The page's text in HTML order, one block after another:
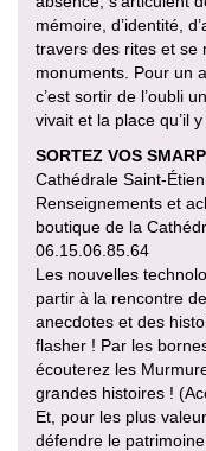
mémoire, d’identité,
travers des rites et se
monuments. Pour un
c’est sortir de l’oubli
vivait et la place qu’il y
SORTEZ VOS
Cathédrale Saint-
Renseignements et
boutique de la
06.15.06.85.64
Les nouvelles
partir à la rencontre
anecdotes et des
flasher ! Par les
écouterez les
grandes histoires !
Et, pour les plus
défendre le